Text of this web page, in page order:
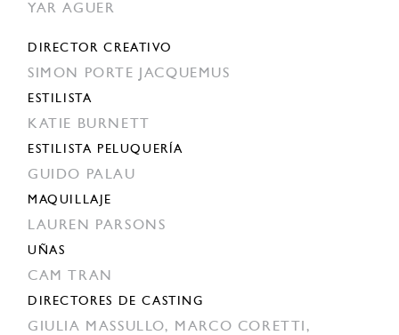
YAR AGUER
DIRECTOR CREATIVO
SIMON PORTE JACQUEMUS
ESTILISTA
KATIE BURNETT
ESTILISTA PELUQUERÍA
GUIDO PALAU
MAQUILLAJE
LAUREN PARSONS
UÑAS
CAM TRAN
DIRECTORES DE CASTING
GIULIA MASSULLO,
MARCO CORETTI,